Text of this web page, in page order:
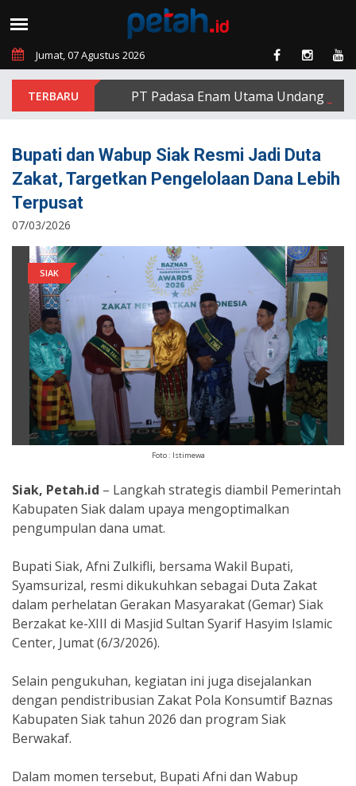
Jumat, 07 Agustus 2026
PT Padasa Enam Utama Undang
Bupati dan Wabup Siak Resmi Jadi Duta
Zakat, Targetkan Pengelolaan Dana Lebih
Terpusat
07/03/2026
SIAK
Foto : Istimewa
​Siak, Petah.id – Langkah strategis diambil Pemerintah
Kabupaten Siak dalam upaya mengoptimalkan
pengumpulan dana umat.
Bupati Siak, Afni Zulkifli, bersama Wakil Bupati,
Syamsurizal, resmi dikukuhkan sebagai Duta Zakat
dalam perhelatan Gerakan Masyarakat (Gemar) Siak
Berzakat ke-XIII di Masjid Sultan Syarif Hasyim Islamic
Center, Jumat (6/3/2026).
​Selain pengukuhan, kegiatan ini juga disejalankan
dengan pendistribusian Zakat Pola Konsumtif Baznas
Kabupaten Siak tahun 2026 dan program Siak
Berwakaf.
​Dalam momen tersebut, Bupati Afni dan Wabup